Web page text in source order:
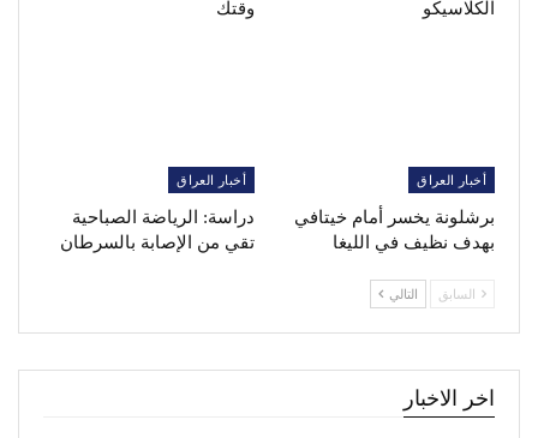
الكلاسيكو وقتك
أخبار العراق
برشلونة يخسر أمام خيتافي
بهدف نظيف في الليغا
أخبار العراق
دراسة: الرياضة الصباحية
تقي من الإصابة بالسرطان
السابق التالي
اخر الاخبار